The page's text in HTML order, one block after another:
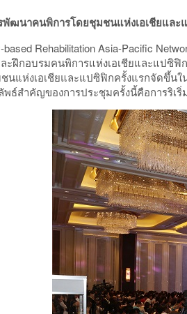
พัฒนาคนพิการโดยชุมชนแห่งเอเชียแล
based Rehabilitation Asia-Pacific
ฝึกอบรมคนพิการแห่งเอเชียและแปซิฟิ
นแห่งเอเชียและแปซิฟิกครั้งแรกจัดขึ้นใ
ธ์สำคัญของการประชุมครั้งนี้คือการริเ